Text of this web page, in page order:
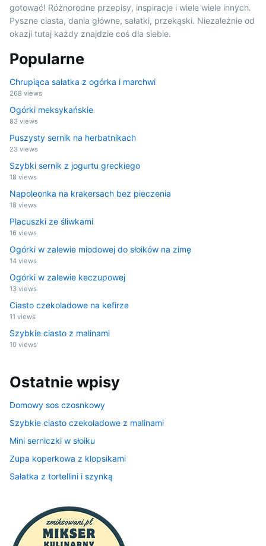
gotować! Różnorodne przepisy, inspiracje i wiele wiele innych.
Pyszne ciasta, dania główne, sałatki, przekąski. Niezależnie od
okazji tutaj każdy znajdzie coś dla siebie.
Popularne
Chrupiąca sałatka z ogórka i marchwi
268 views
Ogórki meksykańskie
83 views
Puszysty sernik na herbatnikach
23 views
Szybki sernik z jogurtu greckiego
18 views
Napoleonka na krakersach bez pieczenia
18 views
Placuszki ze śliwkami
16 views
Ogórki w zalewie miodowej do słoików na zimę
14 views
Ogórki w zalewie keczupowej
13 views
Ciasto czekoladowe na kefirze
11 views
Szybkie ciasto z malinami
10 views
Ostatnie wpisy
Domowy sos czosnkowy
Szybkie ciasto czekoladowe z malinami
Mini serniczki w słoiku
Zupa koperkowa z klopsikami
Sałatka z tortellini i szynką